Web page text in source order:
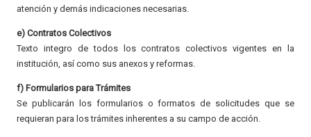
atención y demás indicaciones necesarias.
e) Contratos Colectivos
Texto integro de todos los contratos colectivos vigentes en la
institución, así como sus anexos y reformas.
f) Formularios para Trámites
Se publicarán los formularios o formatos de solicitudes que se
requieran para los trámites inherentes a su campo de acción.